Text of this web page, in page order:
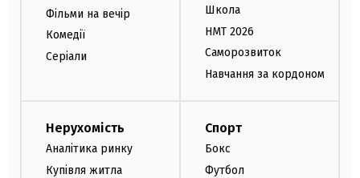
Фільми на вечір
Комедії
Серіали
Школа
НМТ 2026
Саморозвиток
Навчання за кордоном
Нерухомість
Аналітика ринку
Купівля житла
Спорт
Бокс
Футбол